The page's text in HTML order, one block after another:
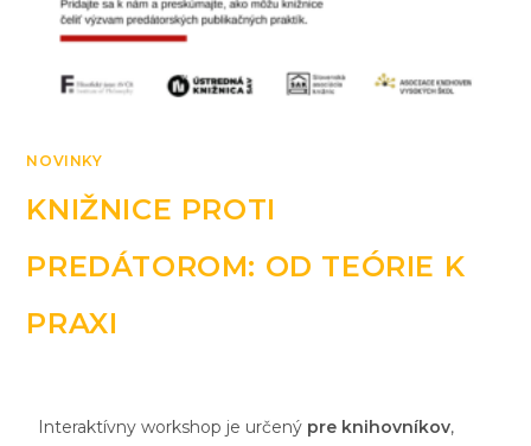
NOVINKY
KNIŽNICE PROTI
PREDÁTOROM: OD TEÓRIE K
PRAXI
Interaktívny workshop je určený pre knihovníkov,